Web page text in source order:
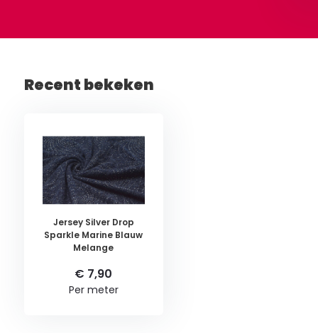
Recent bekeken
Jersey Silver Drop
Sparkle Marine Blauw
Melange
€ 7,90
Per meter